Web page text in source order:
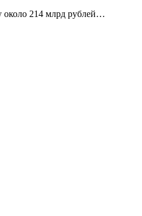
около 214 млрд рублей…